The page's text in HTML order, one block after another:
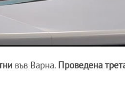
във Варна. Проведена